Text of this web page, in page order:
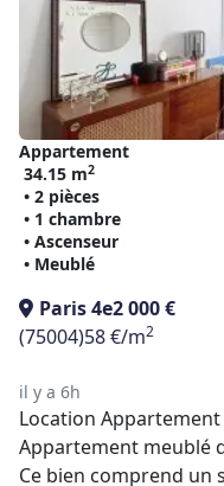
Appartement
34.15 m2
• 2 pièces
• 1 chambre
• Ascenseur
• Meublé
Paris 4e2 000 €
(75004)58 €/m2
il y a 6h
Location Appartement
Appartement meublé
Ce bien comprend un